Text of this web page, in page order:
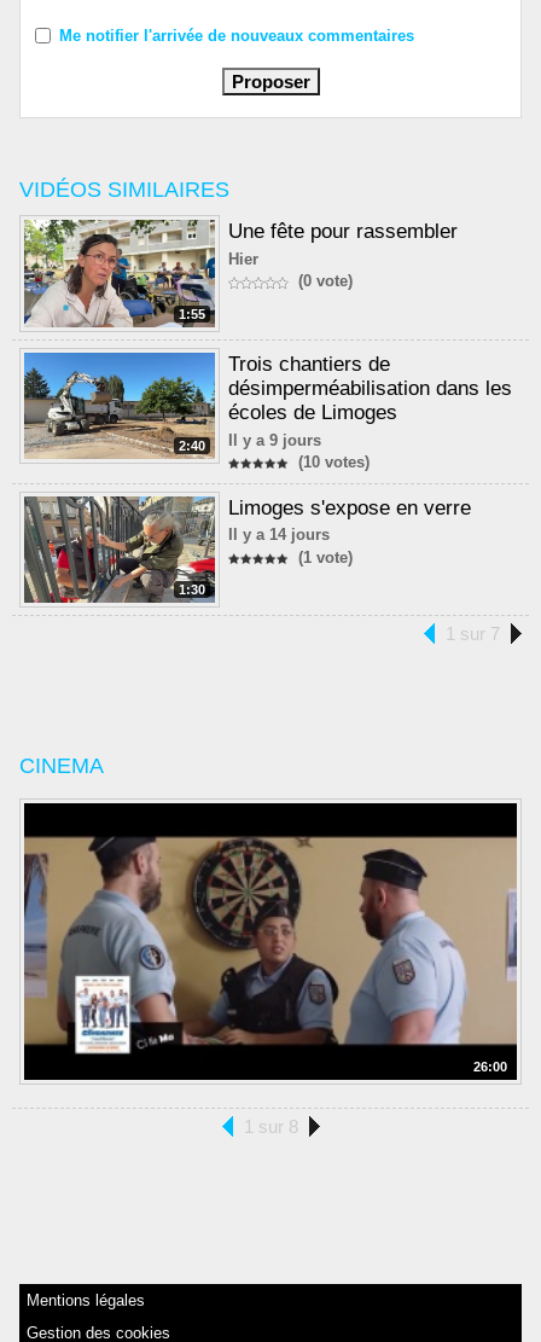
VIDÉOS SIMILAIRES
1:55
Une fête pour rassembler
Hier
(0 vote)
2:40
Trois chantiers de
désimperméabilisation dans les
écoles de Limoges
Il y a 9 jours
(10 votes)
1:30
Limoges s'expose en verre
Il y a 14 jours
(1 vote)
1 sur 7
CINEMA
26:00
1 sur 8
Me notifier l'arrivée de nouveaux commentaires
Mentions légales
Gestion des cookies